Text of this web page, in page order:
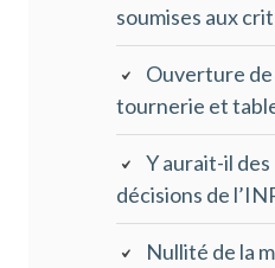
soumises aux
Ouverture de
tournerie et
Y aurait-il
décisions de
Nullité de la